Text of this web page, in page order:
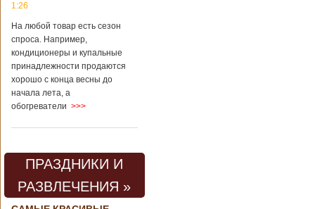
1:26
На любой товар есть сезон
спроса. Например,
кондиционеры и купальные
принадлежности продаются
хорошо с конца весны до
начала лета, а
обогреватели >>>
ПРАЗДНИКИ И
РАЗВЛЕЧЕНИЯ »